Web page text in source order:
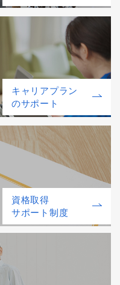
キャリアプラン
のサポート
資格取得
サポート制度